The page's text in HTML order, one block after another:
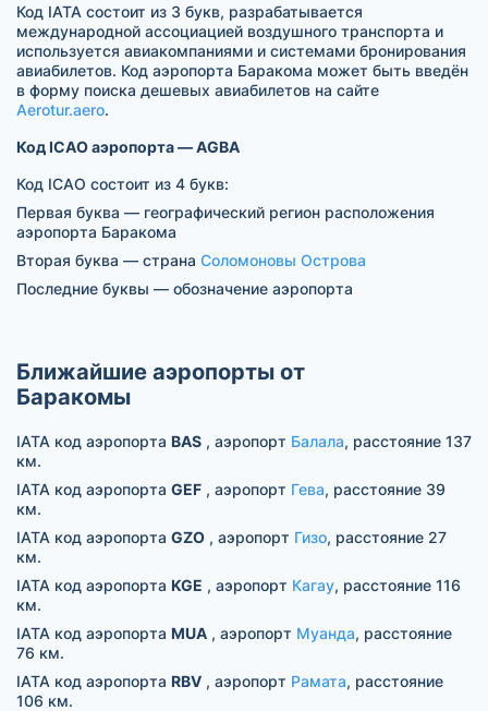
Код IATA состоит из 3 букв, разрабатывается
международной ассоциацией воздушного транспорта и
используется авиакомпаниями и системами бронирования
авиабилетов. Код аэропорта Баракома может быть введён
в форму поиска дешевых авиабилетов на сайте
Aerotur.aero.
Код ICAO аэропорта — AGBA
Код ICAO состоит из 4 букв:
Первая буква — географический регион расположения
аэропорта Баракома
Вторая буква — страна Соломоновы Острова
Последние буквы — обозначение аэропорта
Ближайшие аэропорты от
Баракомы
IATA код аэропорта BAS , аэропорт Балала, расстояние 137
км.
IATA код аэропорта GEF , аэропорт Гева, расстояние 39
км.
IATA код аэропорта GZO , аэропорт Гизо, расстояние 27
км.
IATA код аэропорта KGE , аэропорт Кагау, расстояние 116
км.
IATA код аэропорта MUA , аэропорт Муанда, расстояние
76 км.
IATA код аэропорта RBV , аэропорт Рамата, расстояние
106 км.